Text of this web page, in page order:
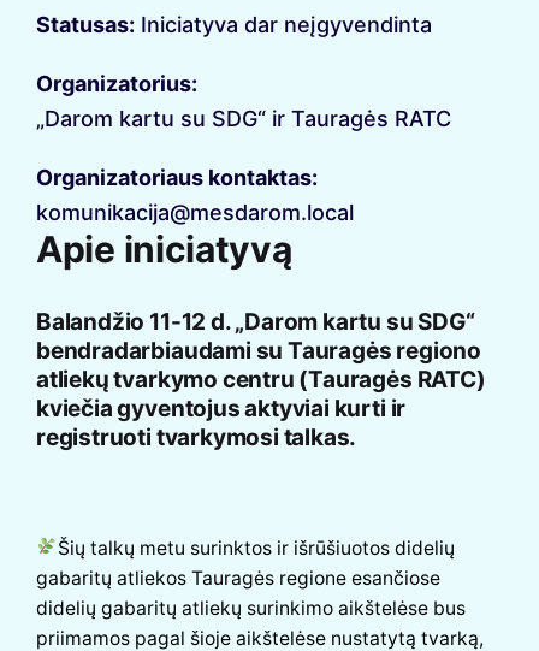
Statusas: Iniciatyva dar neįgyvendinta
Organizatorius:
„Darom kartu su SDG“ ir Tauragės RATC
Organizatoriaus kontaktas:
komunikacija@mesdarom.local
Apie iniciatyvą
Balandžio 11-12 d. „Darom kartu su SDG“
bendradarbiaudami su Tauragės regiono
atliekų tvarkymo centru (Tauragės RATC)
kviečia gyventojus aktyviai kurti ir
registruoti tvarkymosi talkas.
Šių talkų metu surinktos ir išrūšiuotos didelių
gabaritų atliekos Tauragės regione esančiose
didelių gabaritų atliekų surinkimo aikštelėse bus
priimamos pagal šioje aikštelėse nustatytą tvarką,